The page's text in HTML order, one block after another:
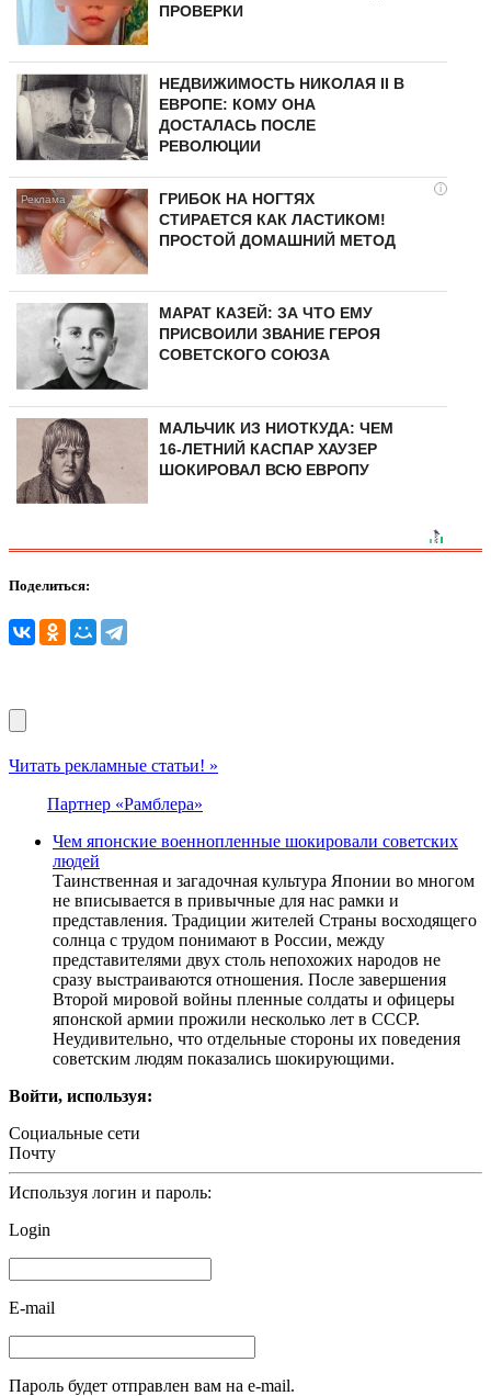
ПРОВЕРКИ
НЕДВИЖИМОСТЬ НИКОЛАЯ II В
ЕВРОПЕ: КОМУ ОНА
ДОСТАЛАСЬ ПОСЛЕ
РЕВОЛЮЦИИ
i
ГРИБОК НА НОГТЯХ
СТИРАЕТСЯ КАК ЛАСТИКОМ!
ПРОСТОЙ ДОМАШНИЙ МЕТОД
МАРАТ КАЗЕЙ: ЗА ЧТО ЕМУ
ПРИСВОИЛИ ЗВАНИЕ ГЕРОЯ
СОВЕТСКОГО СОЮЗА
МАЛЬЧИК ИЗ НИОТКУДА: ЧЕМ
16-ЛЕТНИЙ КАСПАР ХАУЗЕР
ШОКИРОВАЛ ВСЮ ЕВРОПУ
Поделиться:
Читать рекламные статьи! »
Партнер «Рамблера»
Чем японские военнопленные шокировали советских
людей
Таинственная и загадочная культура Японии во многом
не вписывается в привычные для нас рамки и
представления. Традиции жителей Страны восходящего
солнца с трудом понимают в России, между
представителями двух столь непохожих народов не
сразу выстраиваются отношения. После завершения
Второй мировой войны пленные солдаты и офицеры
японской армии прожили несколько лет в СССР.
Неудивительно, что отдельные стороны их поведения
советским людям показались шокирующими.
Войти, используя:
Социальные сети
Почту
Используя логин и пароль:
Login
E-mail
Пароль будет отправлен вам на e-mail.